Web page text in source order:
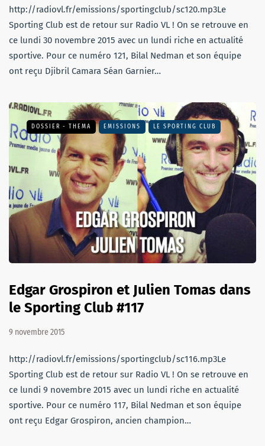
http://radiovl.fr/emissions/sportingclub/sc120.mp3Le
Sporting Club est de retour sur Radio VL ! On se retrouve en
ce lundi 30 novembre 2015 avec un lundi riche en actualité
sportive. Pour ce numéro 121, Bilal Nedman et son équipe
ont reçu Djibril Camara Séan Garnier…
DOSSIER - THEMA EMISSIONS LE SPORTING CLUB
Edgar Grospiron et Julien Tomas dans
le Sporting Club #117
9 novembre 2015
http://radiovl.fr/emissions/sportingclub/sc116.mp3Le
Sporting Club est de retour sur Radio VL ! On se retrouve en
ce lundi 9 novembre 2015 avec un lundi riche en actualité
sportive. Pour ce numéro 117, Bilal Nedman et son équipe
ont reçu Edgar Grospiron, ancien champion…